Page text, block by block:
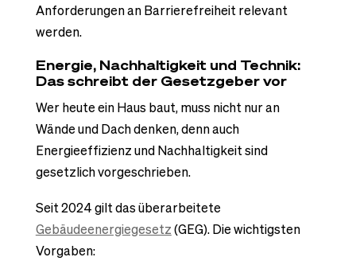
Anforderungen an Barrierefreiheit relevant
werden.
Energie, Nachhaltigkeit und Technik:
Das schreibt der Gesetzgeber vor
Wer heute ein Haus baut, muss nicht nur an
Wände und Dach denken, denn auch
Energieeffizienz und Nachhaltigkeit sind
gesetzlich vorgeschrieben.
Seit 2024 gilt das überarbeitete
Gebäudeenergiegesetz(GEG). Die wichtigsten
Vorgaben: